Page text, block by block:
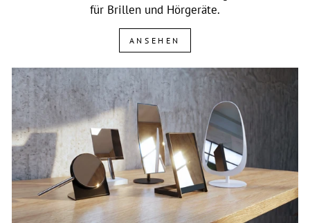
für Brillen und Hörgeräte.
ANSEHEN